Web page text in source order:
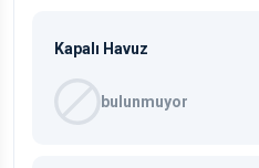
Kapalı Havuz
bulunmuyor